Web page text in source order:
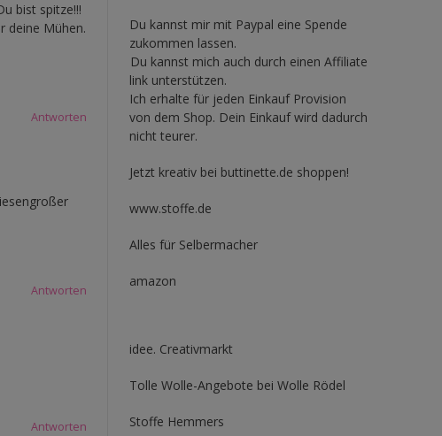
bist spitze!!!
deine Mühen.
Antworten
Antworten
Antworten
Du kannst mir mit Paypal eine Spende
zukommen lassen.
Du kannst mich auch durch einen Affiliate
link unterstützen.
Ich erhalte für jeden Einkauf Provision
von dem Shop. Dein Einkauf wird dadurch
nicht teurer.
Jetzt kreativ bei buttinette.de shoppen!
www.stoffe.de
Alles für Selbermacher
amazon
idee. Creativmarkt
Tolle Wolle-Angebote bei Wolle Rödel
Stoffe Hemmers